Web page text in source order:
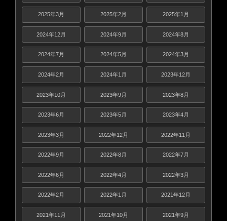
2025年3月 2025年2月 2025年1月
2024年12月 2024年9月 2024年8月
2024年7月 2024年5月 2024年3月
2024年2月 2024年1月 2023年12月
2023年10月 2023年9月 2023年8月
2023年6月 2023年5月 2023年4月
2023年3月 2022年12月 2022年11月
2022年9月 2022年8月 2022年7月
2022年6月 2022年4月 2022年3月
2022年2月 2022年1月 2021年12月
2021年11月 2021年10月 2021年9月